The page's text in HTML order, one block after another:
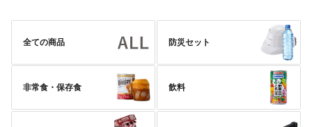
全ての商品 防災セット
非常食・保存食 飲料